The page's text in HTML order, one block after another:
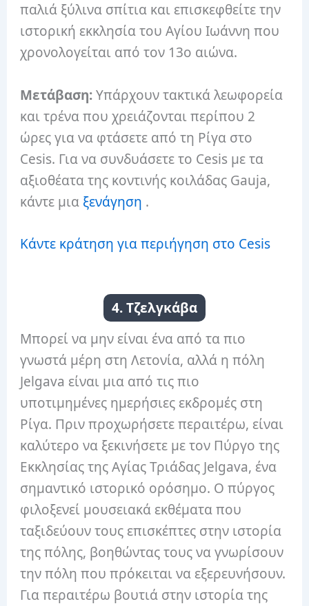
παλιά ξύλινα σπίτια και επισκεφθείτε την
ιστορική εκκλησία του Αγίου Ιωάννη που
χρονολογείται από τον 13ο αιώνα.
Μετάβαση:Υπάρχουν τακτικά λεωφορεία
και τρένα που χρειάζονται περίπου 2
ώρες για να φτάσετε από τη Ρίγα στο
Cesis. Για να συνδυάσετε το Cesis με τα
αξιοθέατα της κοντινής κοιλάδας Gauja,
κάντε μια ξενάγηση .
Κάντε κράτηση για περιήγηση στο Cesis
4. Τζελγκάβα
Μπορεί να μην είναι ένα από τα πιο
γνωστά μέρη στη Λετονία, αλλά η πόλη
Jelgava είναι μια από τις πιο
υποτιμημένες ημερήσιες εκδρομές στη
Ρίγα. Πριν προχωρήσετε περαιτέρω, είναι
καλύτερο να ξεκινήσετε με τον Πύργο της
Εκκλησίας της Αγίας Τριάδας Jelgava, ένα
σημαντικό ιστορικό ορόσημο. Ο πύργος
φιλοξενεί μουσειακά εκθέματα που
ταξιδεύουν τους επισκέπτες στην ιστορία
της πόλης, βοηθώντας τους να γνωρίσουν
την πόλη που πρόκειται να εξερευνήσουν.
Για περαιτέρω βουτιά στην ιστορία της